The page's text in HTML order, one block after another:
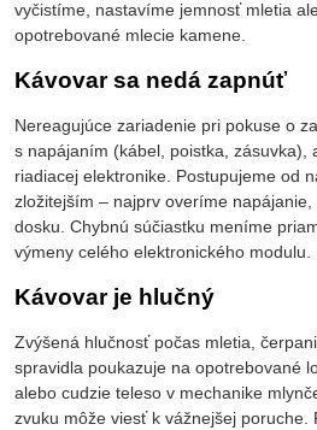
vyčistíme, nastavíme jemnosť mletia
opotrebované mlecie kamene.
Kávovar sa nedá zapnúť
Nereagujúce zariadenie pri pokuse o
s napájaním (kábel, poistka, zásuvka),
riadiacej elektronike. Postupujeme od
zložitejším – najprv overíme
dosku. Chybnú súčiastku meníme
výmeny celého elektronického modulu.
Kávovar je hlučný
Zvýšená hlučnosť počas mletia,
spravidla poukazuje na opotrebované
alebo cudzie teleso v mechanike
zvuku môže viesť k vážnejšej poruche.